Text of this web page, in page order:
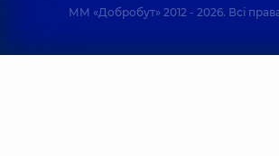
ММ «Добробут» 2012 - 2026. Всі